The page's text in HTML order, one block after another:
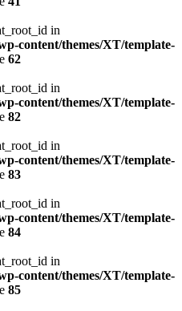
in
content/themes/XT/template-
62
in
content/themes/XT/template-
82
in
content/themes/XT/template-
83
in
content/themes/XT/template-
84
in
content/themes/XT/template-
85